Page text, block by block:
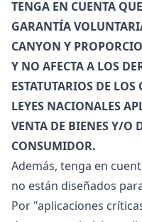
TENGA EN CUENTA
GARANTÍA
CANYON Y
Y NO AFECTA A LOS
ESTATUTARIOS DE
LEYES NACIONALES
VENTA DE BIENES Y/O
CONSUMIDOR.
Además, tenga en
no están diseñados
Por "aplicaciones